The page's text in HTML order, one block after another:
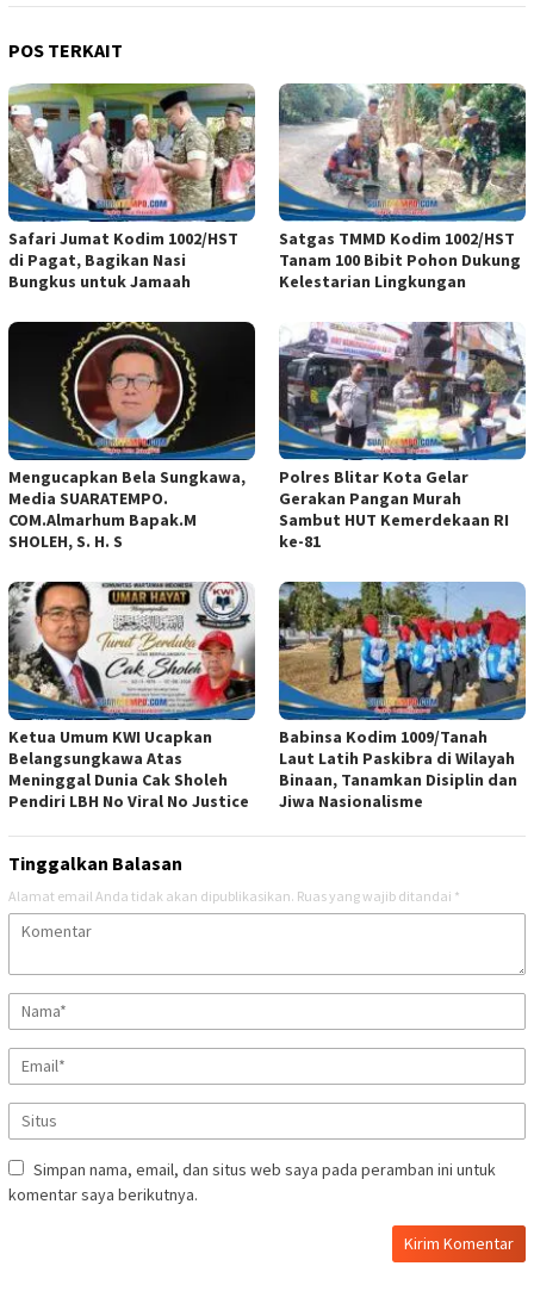
POS TERKAIT
Safari Jumat Kodim 1002/HST
di Pagat, Bagikan Nasi
Bungkus untuk Jamaah
Satgas TMMD Kodim 1002/HST
Tanam 100 Bibit Pohon Dukung
Kelestarian Lingkungan
Mengucapkan Bela Sungkawa,
Media SUARATEMPO.
COM.Almarhum Bapak.M
SHOLEH, S. H. S
Polres Blitar Kota Gelar
Gerakan Pangan Murah
Sambut HUT Kemerdekaan RI
ke-81
Ketua Umum KWI Ucapkan
Belangsungkawa Atas
Meninggal Dunia Cak Sholeh
Pendiri LBH No Viral No Justice
Babinsa Kodim 1009/Tanah
Laut Latih Paskibra di Wilayah
Binaan, Tanamkan Disiplin dan
Jiwa Nasionalisme
Tinggalkan Balasan
Alamat email Anda tidak akan dipublikasikan. Ruas yang wajib ditandai *
Simpan nama, email, dan situs web saya pada peramban ini untuk
komentar saya berikutnya.